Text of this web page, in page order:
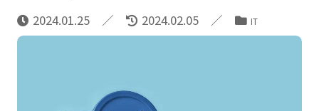
2024.01.25 2024.02.05 IT